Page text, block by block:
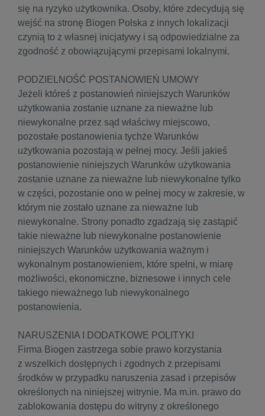
się na ryzyko użytkownika. Osoby, które zdecydują się
wejść na stronę Biogen Polska z innych lokalizacji
czynią to z własnej inicjatywy i są odpowiedzialne za
zgodność z obowiązującymi przepisami lokalnymi.
PODZIELNOŚĆ POSTANOWIEŃ UMOWY
Jeżeli któreś z postanowień niniejszych Warunków
użytkowania zostanie uznane za nieważne lub
niewykonalne przez sąd właściwy miejscowo,
pozostałe postanowienia tychże Warunków
użytkowania pozostają w pełnej mocy. Jeśli jakieś
postanowienie niniejszych Warunków użytkowania
zostanie uznane za nieważne lub niewykonalne tylko
w części, pozostanie ono w pełnej mocy w zakresie, w
którym nie zostało uznane za nieważne lub
niewykonalne. Strony ponadto zgadzają się zastąpić
takie nieważne lub niewykonalne postanowienie
niniejszych Warunków użytkowania ważnym i
wykonalnym postanowieniem, które spełni, w miarę
możliwości, ekonomiczne, biznesowe i innych cele
takiego nieważnego lub niewykonalnego
postanowienia.
NARUSZENIA I DODATKOWE POLITYKI
Firma Biogen zastrzega sobie prawo korzystania
z wszelkich dostępnych i zgodnych z przepisami
środków w przypadku naruszenia zasad i przepisów
określonych na niniejszej witrynie. Ma m.in. prawo do
zablokowania dostępu do witryny z określonego